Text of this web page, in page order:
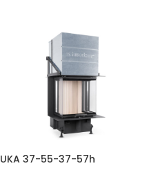
UKA 37-55-37-57h